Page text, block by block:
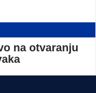
na otvaranju